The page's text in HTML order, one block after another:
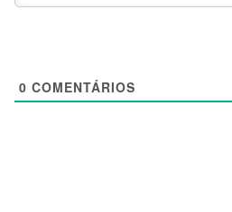
0 COMENTÁRIOS